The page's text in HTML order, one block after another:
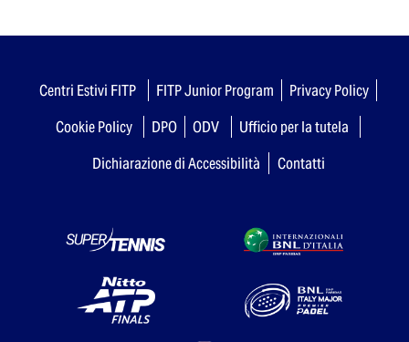
Centri Estivi FITP FITP Junior Program
Privacy Policy
Cookie Policy
DPO ODV
Ufficio per la tutela
Dichiarazione di Accessibilità
Contatti